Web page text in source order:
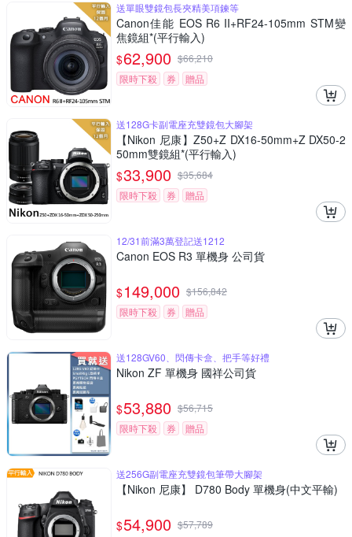
送單眼雙鏡包長夾精美項鍊等
Canon佳能 EOS R6 II+RF24-105mm STM變
焦鏡組*(平行輸入)
$62,900 $66,210
限時下殺
券 贈品
送128G卡副電座充雙鏡包大腳架
【Nikon 尼康】Z50+Z DX16-50mm+Z DX50-2
50mm雙鏡組*(平行輸入)
$33,900 $35,684
限時下殺
券 贈品
12/31前滿3萬登記送1212
Canon EOS R3 單機身 公司貨
$149,000 $156,842
限時下殺
券 贈品
送128GV60、閃傳卡盒、把手等好禮
Nikon ZF 單機身 國祥公司貨
$53,880 $56,715
限時下殺
券 贈品
送256G副電座充雙鏡包筆帶大腳架
【Nikon 尼康】 D780 Body 單機身(中文平輸)
$54,900 $57,789